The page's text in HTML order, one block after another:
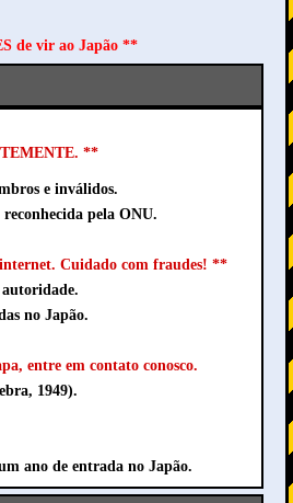
de vir ao Japão **
**
e inválidos.
pela ONU.
Cuidado com fraudes! **
no Japão.
entre em contato conosco.
1949).
ano de entrada no Japão.